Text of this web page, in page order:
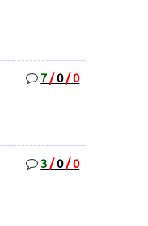
7/0/0
3 /0/0